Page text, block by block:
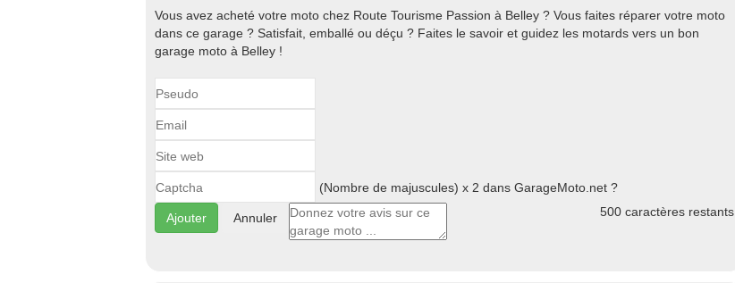
Vous avez acheté votre moto chez Route Tourisme Passion à Belley ? Vous faites réparer votre moto
dans ce garage ? Satisfait, emballé ou déçu ? Faites le savoir et guidez les motards vers un bon
garage moto à Belley !
(Nombre de majuscules) x 2 dans GarageMoto.net ?
Annuler 500 caractères restants